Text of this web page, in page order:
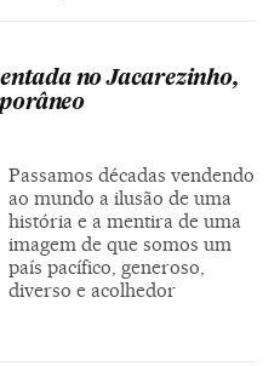
no Jacarezinho,
Passamos décadas vendendo
ao mundo a ilusão de uma
história e a mentira de uma
imagem de que somos um
país pacífico, generoso,
diverso e acolhedor